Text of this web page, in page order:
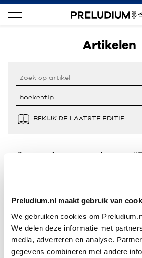
Preludium.nl maakt gebruik van
We gebruiken cookies om
We delen deze informatie met
media, adverteren en analyse.
gegevens combineren met andere
Artikelen
BEKIJK DE LAATSTE EDITIE
Geen resultaten gevonden voor “”.